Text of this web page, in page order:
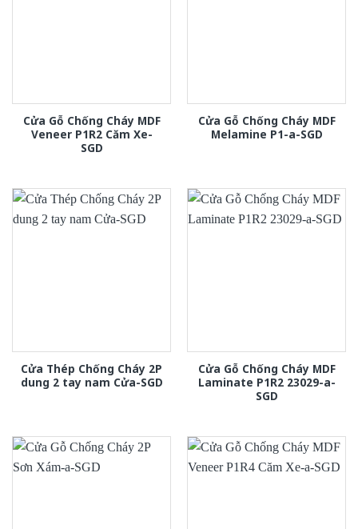
Cửa Gỗ Chống Cháy MDF
Veneer P1R2 Căm Xe-
SGD
Cửa Gỗ Chống Cháy MDF
Melamine P1-a-SGD
Cửa Thép Chống Cháy 2P
dung 2 tay nam Cửa-SGD
Cửa Gỗ Chống Cháy MDF
Laminate P1R2 23029-a-
SGD